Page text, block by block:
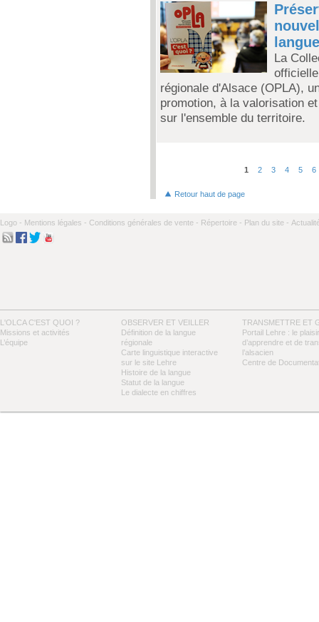
La
régionale d'Alsace (OPLA),
promotion, à la valorisation
sur l'ensemble du territoire.
1 2 3 4 5 6
Retour haut de page
Logo - Mentions légales - Conditions générales de vente - Répertoire - Plan du site -
L'OLCA C'EST QUOI ?
Missions et activités
L’équipe
OBSERVER ET VEILLER
Définition de la langue
régionale
Carte linguistique interactive
sur le site Lehre
Histoire de la langue
Statut de la langue
Le dialecte en chiffres
TRANSMETTRE ET
Portail Lehre : le plaisir
d’apprendre et de
l’alsacien
Centre de